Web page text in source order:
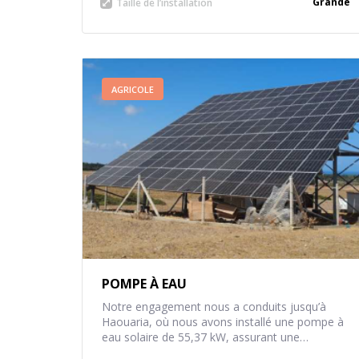
AGRICOLE
POMPE À EAU
Notre engagement nous a conduits jusqu’à
Haouaria, où nous avons installé une pompe à
eau solaire de 55,37 kW, assurant une